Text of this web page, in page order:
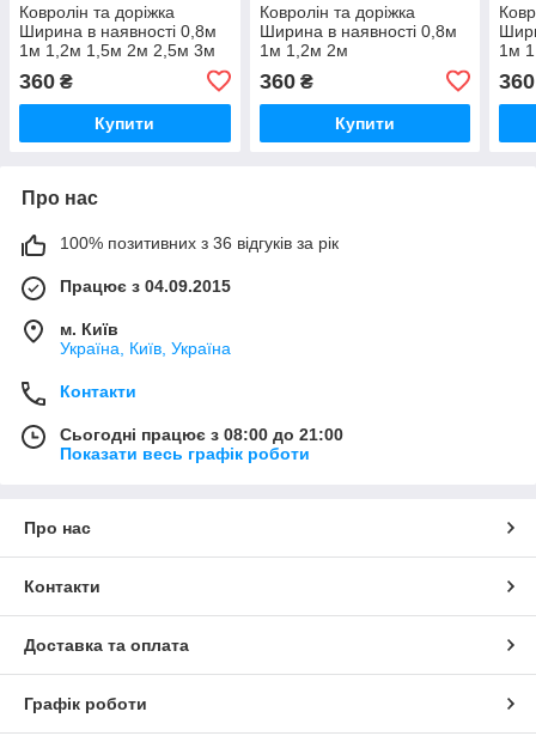
Ковролін та доріжка
Ширина в наявності 0,8м
1м 1,2м 1,5м 2м 2,5м 3м
360 ₴
Купити
Ковролін та доріжка
Ширина в наявності 0,8м
1м 1,2м 2м
360₴
Купити
1м
360
Про нас
100% позитивних з 36 відгуків за рік
Працює з 04.09.2015
м. Київ
Україна, Київ, Україна
Контакти
Сьогодні працює з 08:00 до 21:00
Показати весь графік роботи
Про нас
Контакти
Доставка та оплата
Графік роботи